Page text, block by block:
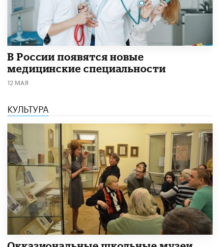
В России появятся новые
медицинские специальности
12 МАЯ
КУЛЬТУРА